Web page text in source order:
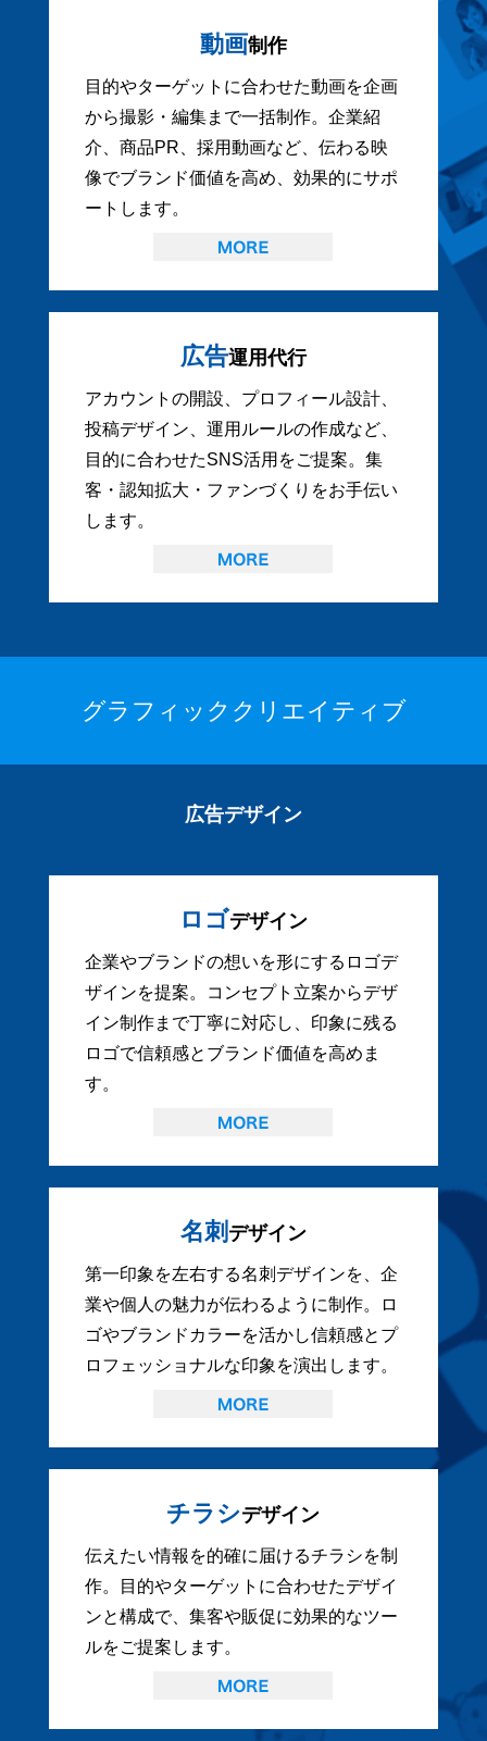
動画制作
目的やターゲットに合わせた動画を企画
から撮影・編集まで一括制作。企業紹
介、商品PR、採用動画など、伝わる映
像でブランド価値を高め、効果的にサポ
ートします。
広告運用代行
アカウントの開設、プロフィール設計、
投稿デザイン、運用ルールの作成など、
目的に合わせたSNS活用をご提案。集
客・認知拡大・ファンづくりをお手伝い
します。
グラフィッククリエイティブ
広告デザイン
ロゴデザイン
企業やブランドの想いを形にするロゴデ
ザインを提案。コンセプト立案からデザ
イン制作まで丁寧に対応し、印象に残る
ロゴで信頼感とブランド価値を高めま
す。
名刺 デザイン
第一印象を左右する名刺デザインを、企
業や個人の魅力が伝わるように制作。ロ
ゴやブランドカラーを活かし信頼感とプ
ロフェッショナルな印象を演出します。
チラシデザイン
伝えたい情報を的確に届けるチラシを制
作。目的やターゲットに合わせたデザイ
ンと構成で、集客や販促に効果的なツー
ルをご提案します。